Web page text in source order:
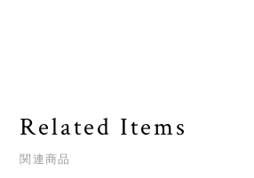
Related Items
関連商品